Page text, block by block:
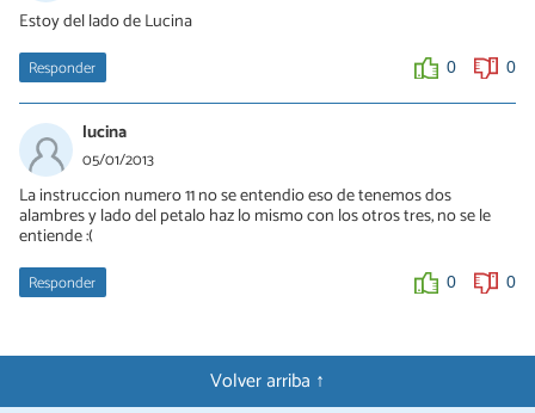
Estoy del lado de Lucina
Responder 0 0
lucina
05/01/2013
La instruccion numero 11 no se entendio eso de tenemos dos
alambres y lado del petalo haz lo mismo con los otros tres, no se le
entiende :(
Responder 0 0
Volver arriba ↑